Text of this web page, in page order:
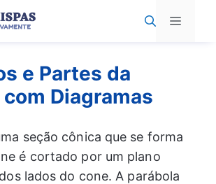
Menu
e Partes da
Diagramas
seção cônica que se forma
é cortado por um plano
lados do cone. A parábola